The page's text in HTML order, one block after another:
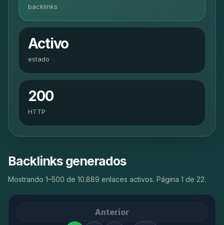
backlinks
Activo
estado
200
HTTP
Backlinks generados
Mostrando 1–500 de 10.889 enlaces activos. Página 1 de 22.
Anterior